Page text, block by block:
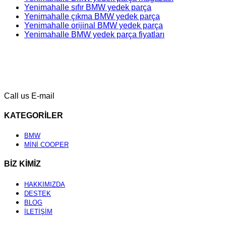
Yenimahalle sıfır BMW yedek parça
Yenimahalle çıkma BMW yedek parça
Yenimahalle orijinal BMW yedek parça
Yenimahalle BMW yedek parça fiyatları
Call us E-mail
KATEGORİLER
BMW
MİNİ COOPER
BİZ KİMİZ
HAKKIMIZDA
DESTEK
BLOG
İLETİŞİM